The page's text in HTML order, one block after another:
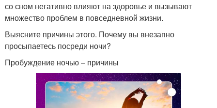
со сном негативно влияют на здоровье и вызывают
множество проблем в повседневной жизни.
Выясните причины этого. Почему вы внезапно
просыпаетесь посреди ночи?
Пробуждение ночью – причины